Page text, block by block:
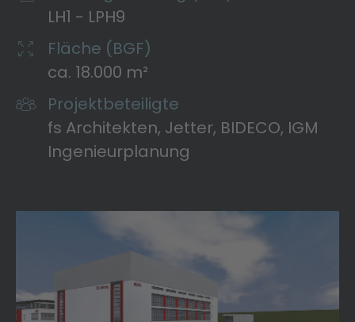
LH1 - LPH9
Fläche (BGF)
ca. 18.000 m²
Projektbeteiligte
fs Architekten, Jetter, BIDECO, IGM
Ingenieurplanung